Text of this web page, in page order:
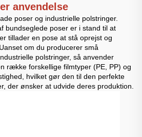
anvendelse
poser og industrielle polstringer.
bundseglede poser er i stand til at
tillader en pose at stå oprejst og
om du producerer små
polstringer, så anvender
række forskellige filmtyper (PE, PP) og
hvilket gør den til den perfekte
der ønsker at udvide deres produktion.